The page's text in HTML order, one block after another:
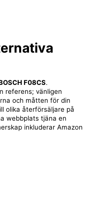
F08CS.
referens; vänligen
och måtten för din
olika återförsäljare på
webbplats tjäna en
inkluderar Amazon